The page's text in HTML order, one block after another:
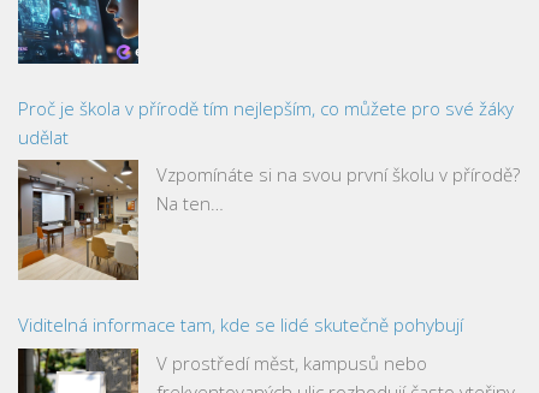
Proč je škola v přírodě tím nejlepším, co můžete pro své žáky
udělat
Vzpomínáte si na svou první školu v přírodě?
Na ten…
Viditelná informace tam, kde se lidé skutečně pohybují
V prostředí měst, kampusů nebo